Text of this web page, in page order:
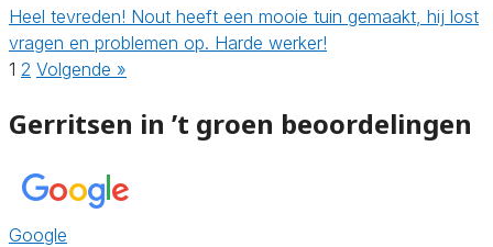
Heel tevreden! Nout heeft een mooie tuin gemaakt, hij lost
vragen en problemen op. Harde werker!
1 2 Volgende »
Gerritsen in ’t groen beoordelingen
Google